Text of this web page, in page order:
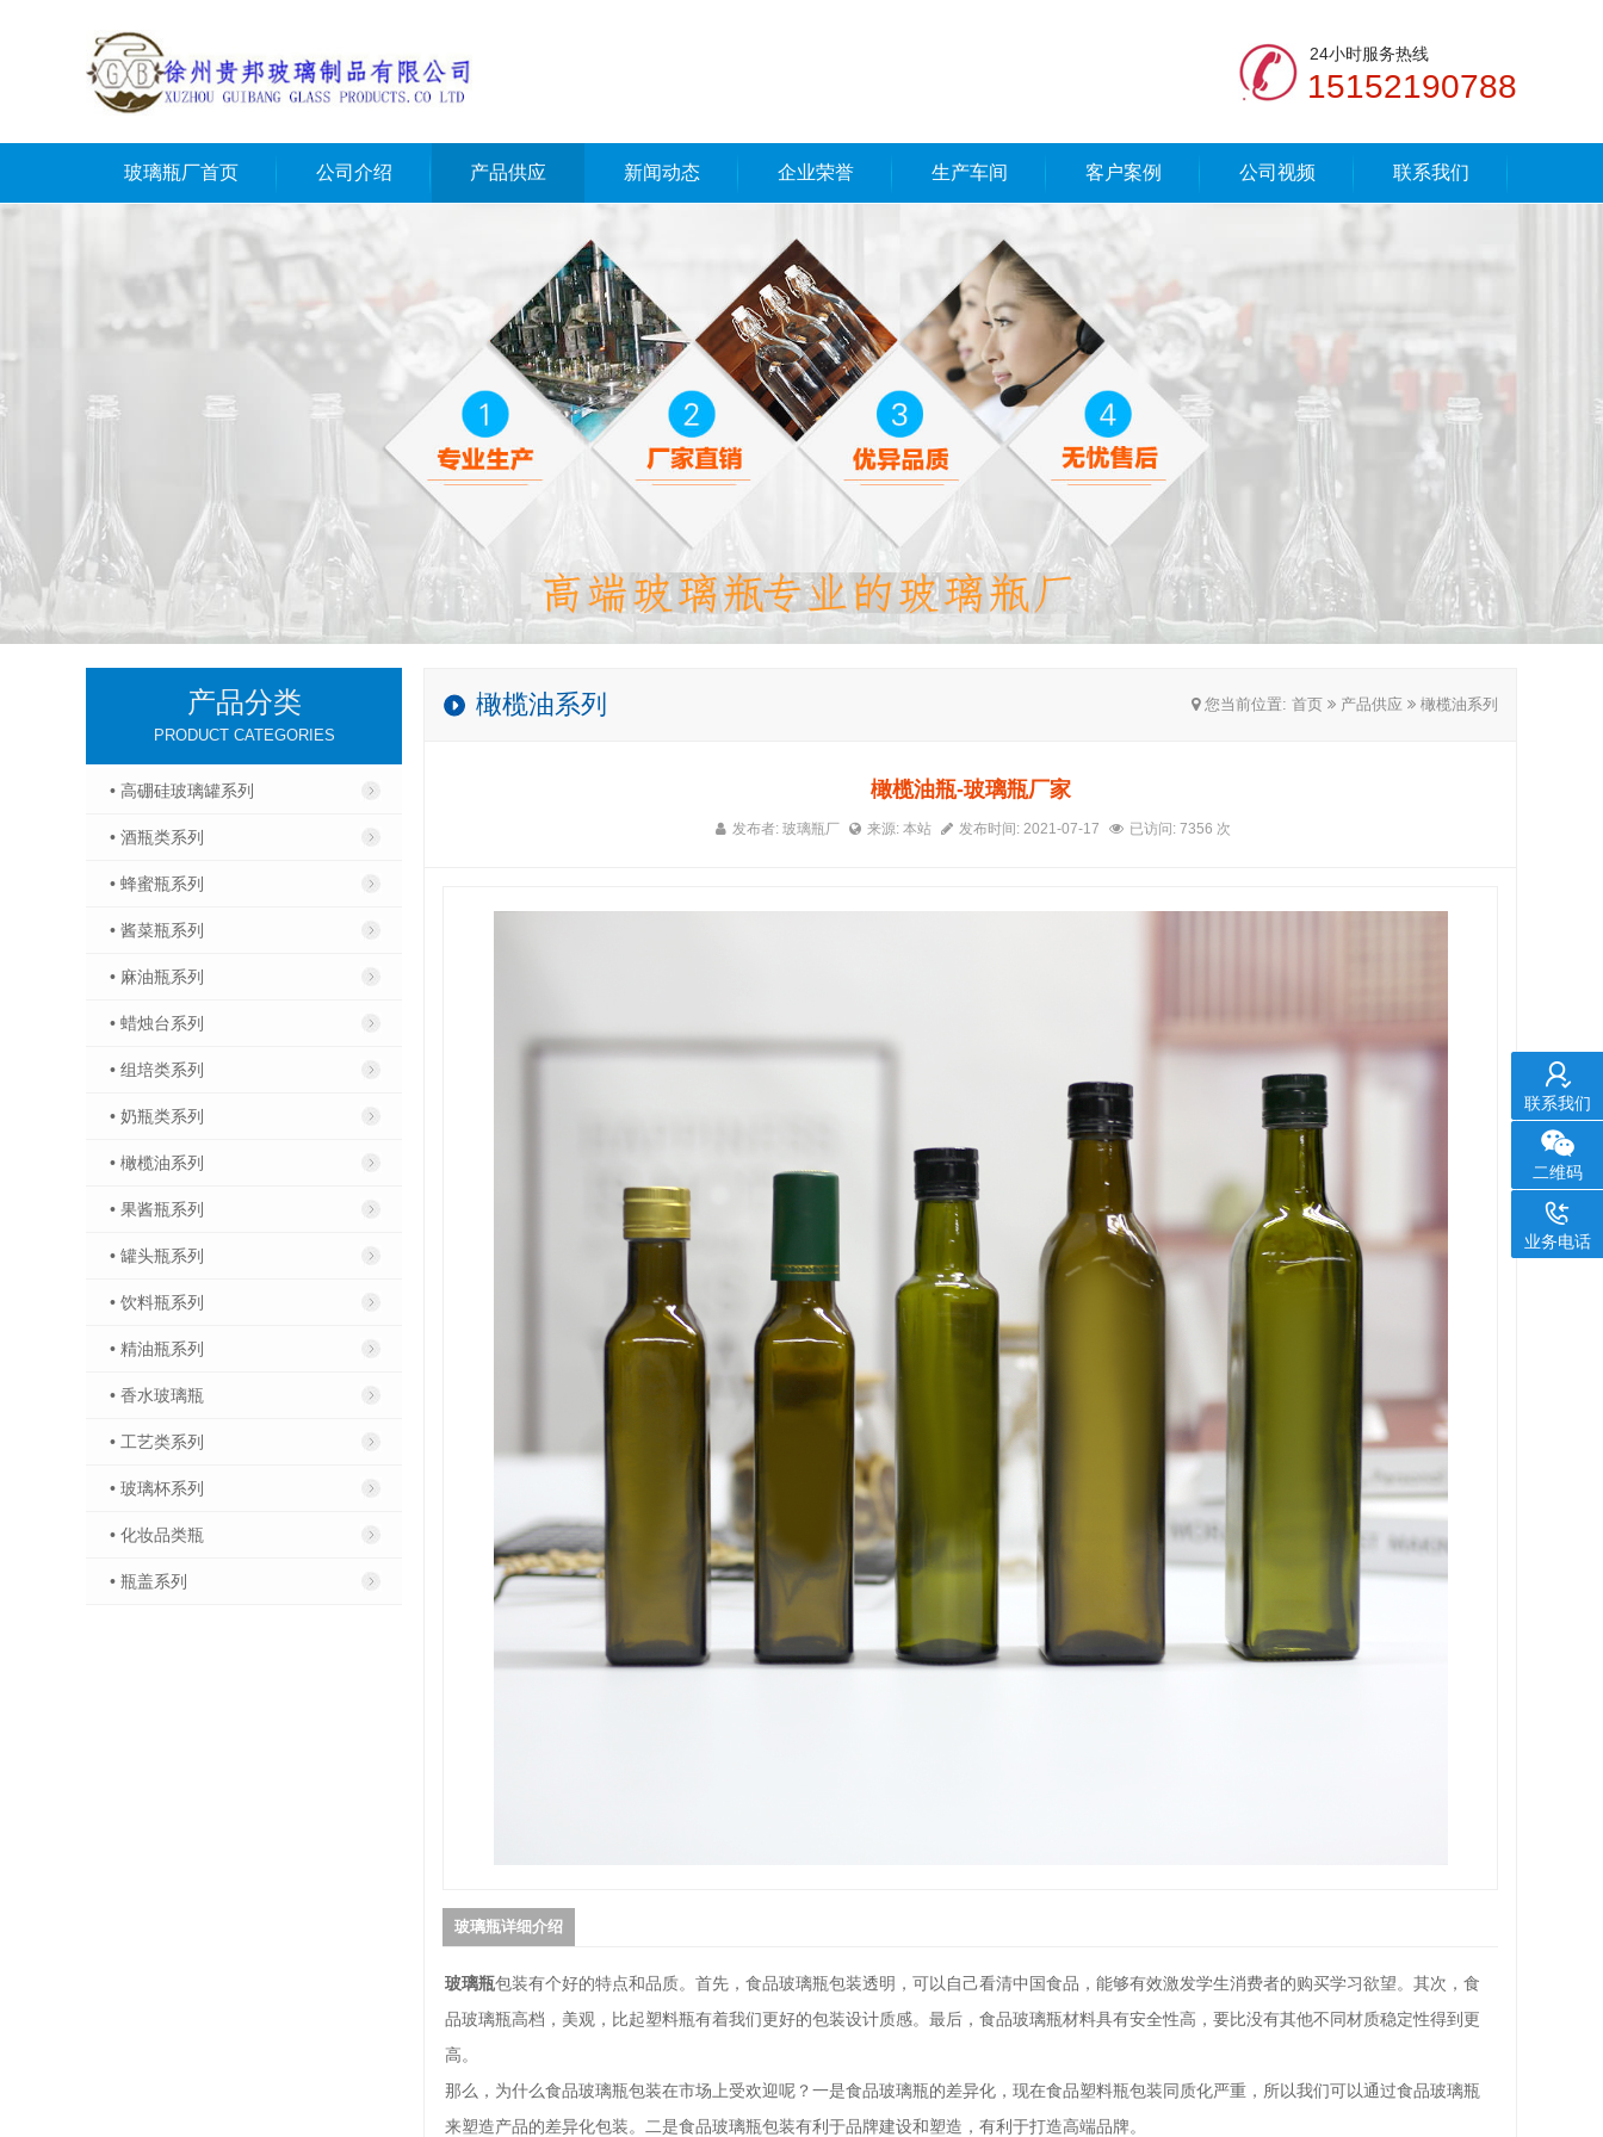
24小时服务热线
15152190788
玻璃瓶厂首页 公司介绍 产品供应 新闻动态 企业荣誉 生产车间 客户案例 公司视频 联系我们
产品分类
PRODUCT CATEGORIES
• 高硼硅玻璃罐系列
• 酒瓶类系列
• 蜂蜜瓶系列
• 酱菜瓶系列
• 麻油瓶系列
• 蜡烛台系列
• 组培类系列
• 奶瓶类系列
• 橄榄油系列
• 果酱瓶系列
• 罐头瓶系列
• 饮料瓶系列
• 精油瓶系列
• 香水玻璃瓶
• 工艺类系列
• 玻璃杯系列
• 化妆品类瓶
• 瓶盖系列
橄榄油系列 您当前位置: 首页 产品供应 橄榄油系列
橄榄油瓶-玻璃瓶厂家
发布者: 玻璃瓶厂 来源: 本站 发布时间: 2021-07-17 已访问: 7356 次
玻璃瓶详细介绍
玻璃瓶包装有个好的特点和品质。首先，食品玻璃瓶包装透明，可以自己看清中国食品，能够有效激发学生消费者的购买学习欲望。其次，食
品玻璃瓶高档，美观，比起塑料瓶有着我们更好的包装设计质感。最后，食品玻璃瓶材料具有安全性高，要比没有其他不同材质稳定性得到更
高。
那么，为什么食品玻璃瓶包装在市场上受欢迎呢？一是食品玻璃瓶的差异化，现在食品塑料瓶包装同质化严重，所以我们可以通过食品玻璃瓶
来塑造产品的差异化包装。二是食品玻璃瓶包装有利于品牌建设和塑造，有利于打造高端品牌。
联系我们
二维码
业务电话